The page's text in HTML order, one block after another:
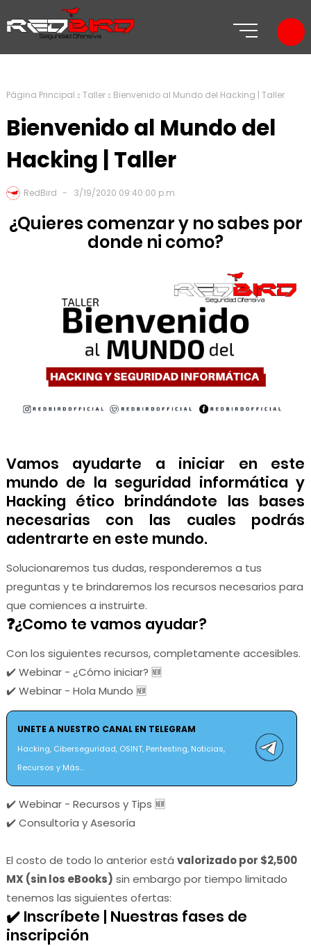
Página Principal Taller Bienvenido al Mundo del Hacking | Taller
Bienvenido al Mundo del
Hacking | Taller
RedBird 3/19/2020 09:40:00 p.m.
¿Quieres comenzar y no sabes por
donde ni como?
Vamos ayudarte a iniciar en este
mundo de la seguridad informática y
Hacking ético brindándote las bases
necesarias con las cuales podrás
adentrarte en este mundo.
Solucionaremos tus dudas, responderemos a tus
preguntas y te brindaremos los recursos necesarios para
que comiences a instruirte.
❓¿Como te vamos ayudar?
Con los siguientes recursos, completamente accesibles.
✔️ Webinar - ¿Cómo iniciar? 🆕
✔️ Webinar - Hola Mundo 🆕
UNETE A NUESTRO CANAL EN TELEGRAM
Hacking, Ciberseguridad, OSINT, Pentesting, Noticias,
Recursos y Más...
✔️ Webinar - Recursos y Tips 🆕
✔️ Consultoría y Asesoría
El costo de todo lo anterior está valorizado por $2,500
MX (sin los eBooks) sin embargo por tiempo limitado
tenemos las siguientes ofertas:
✔️ Inscríbete | Nuestras fases de
inscripción